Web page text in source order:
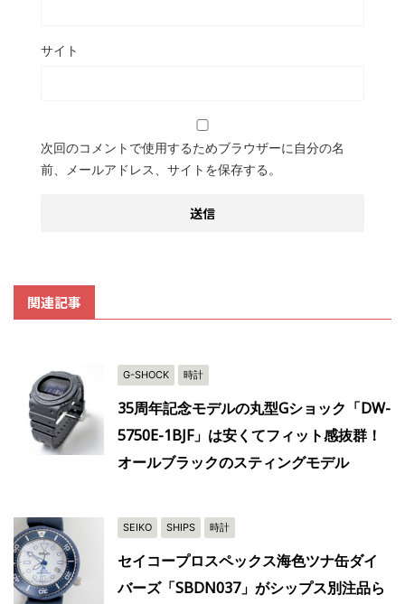
サイト
次回のコメントで使用するためブラウザーに自分の名
前、メールアドレス、サイトを保存する。
関連記事
G-SHOCK 時計
35周年記念モデルの丸型Gショック「DW-
5750E-1BJF」は安くてフィット感抜群！
オールブラックのスティングモデル
SEIKO SHIPS 時計
セイコープロスペックス海色ツナ缶ダイ
バーズ「SBDN037」がシップス別注品ら